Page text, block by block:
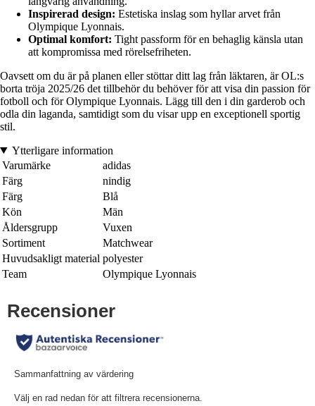
Inspirerad design: Estetiska inslag som hyllar arvet från
Olympique Lyonnais.
Optimal komfort: Tight passform för en behaglig känsla utan
att kompromissa med rörelsefriheten.
Oavsett om du är på planen eller stöttar ditt lag från läktaren, är OL:s
borta tröja 2025/26 det tillbehör du behöver för att visa din passion för
fotboll och för Olympique Lyonnais. Lägg till den i din garderob och
odla din laganda, samtidigt som du visar upp en exceptionell sportig
stil.
Ytterligare information
Varumärke
adidas
Färg
nindig
Färg
Blå
Kön
Män
Åldersgrupp
Vuxen
Sortiment
Matchwear
Huvudsakligt material polyester
Team
Olympique Lyonnais